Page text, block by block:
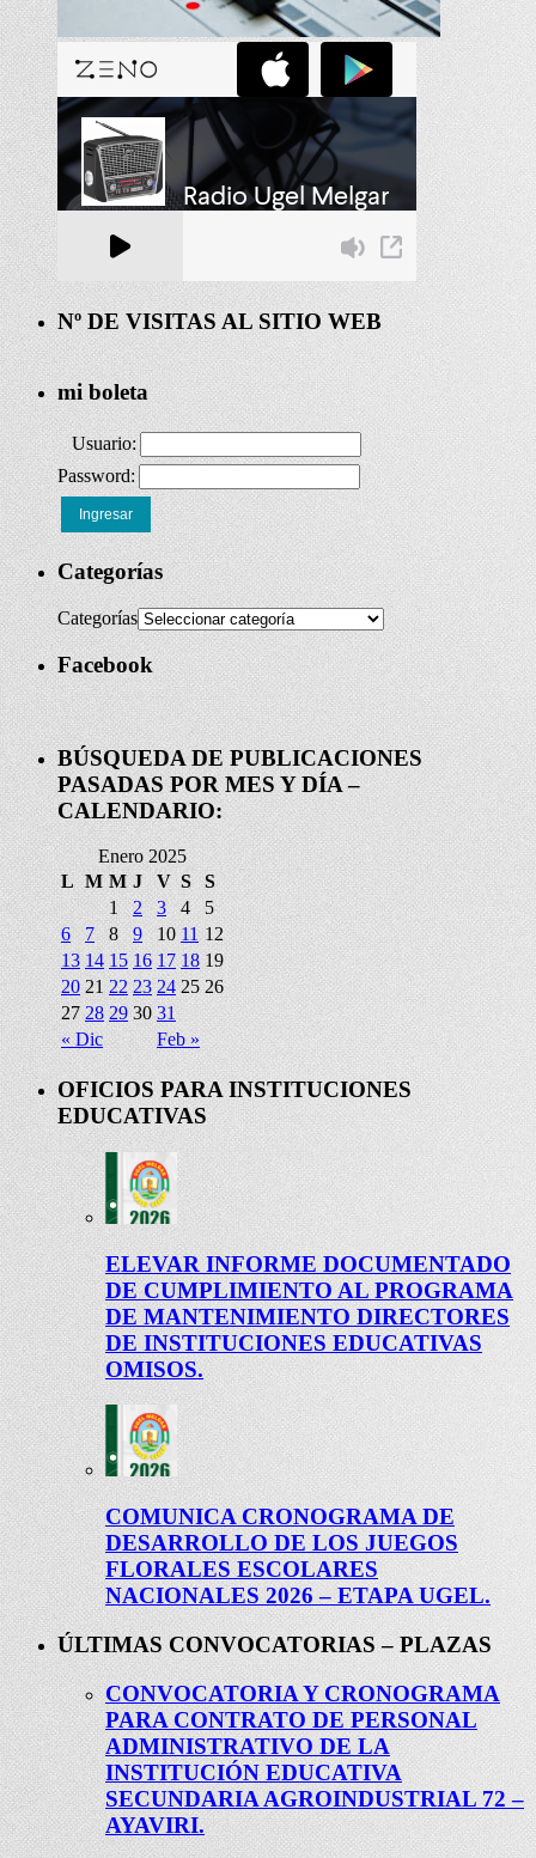
Nº DE VISITAS AL SITIO WEB
mi boleta
Usuario:
Password:
Ingresar
Categorías
Categorías
Facebook
BÚSQUEDA DE PUBLICACIONES
PASADAS POR MES Y DÍA –
CALENDARIO:
Enero 2025
L M M J V S S
« Dic Feb »
1 2 3 4
5
6
7 8 9 10 11 12
13 14 15 16 17 18 19
20 21 22 23 24 25 26
27 28 29 30 31
OFICIOS PARA INSTITUCIONES
EDUCATIVAS
ELEVAR INFORME DOCUMENTADO
DE CUMPLIMIENTO AL PROGRAMA
DE MANTENIMIENTO DIRECTORES
DE INSTITUCIONES EDUCATIVAS
OMISOS.
COMUNICA CRONOGRAMA DE
DESARROLLO DE LOS JUEGOS
FLORALES ESCOLARES
NACIONALES 2026 – ETAPA UGEL.
ÚLTIMAS CONVOCATORIAS – PLAZAS
CONVOCATORIA Y CRONOGRAMA
PARA CONTRATO DE PERSONAL
ADMINISTRATIVO DE LA
INSTITUCIÓN EDUCATIVA
SECUNDARIA AGROINDUSTRIAL 72 –
AYAVIRI.